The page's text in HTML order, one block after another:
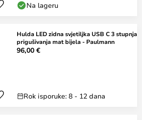
Na lageru
Hulda LED zidna svjetiljka USB C 3 stupnja
prigušivanja mat bijela - Paulmann
96,00 €
Rok isporuke: 8 - 12 dana